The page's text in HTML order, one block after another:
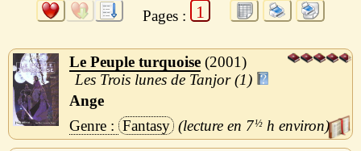
Pages : 1
Le Peuple turquoise 2001
Les Trois lunes de Tanjor (1)
Ange
Fantasy
7½ h